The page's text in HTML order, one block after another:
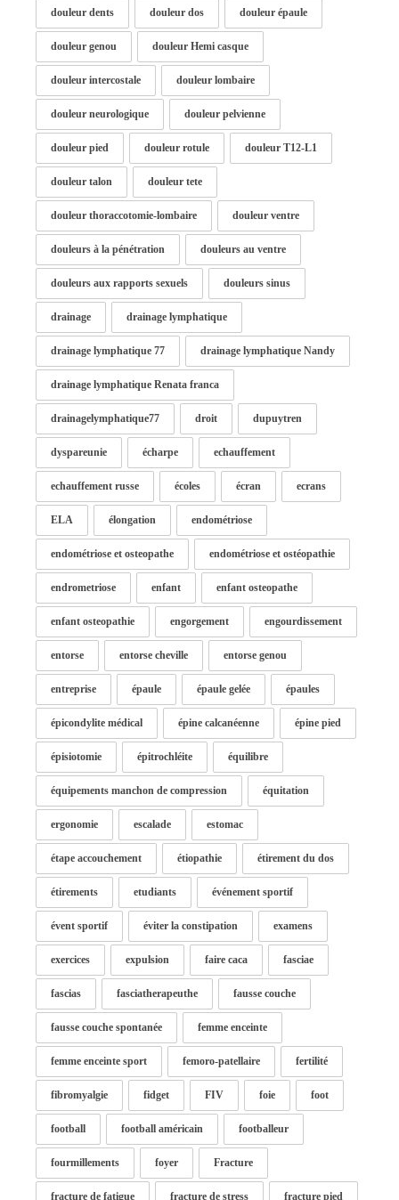
douleur dents douleur dos douleur épaule
douleur genou douleur Hemi casque
douleur intercostale douleur lombaire
douleur neurologique douleur pelvienne
douleur pied douleur rotule douleur T12-L1
douleur talon douleur tete
douleur thoraccotomie-lombaire douleur ventre
douleurs à la pénétration douleurs au ventre
douleurs aux rapports sexuels douleurs sinus
drainage drainage lymphatique
drainage lymphatique 77 drainage lymphatique Nandy
drainage lymphatique Renata franca
drainagelymphatique77 droit dupuytren
dyspareunie écharpe echauffement
echauffement russe écoles écran ecrans
ELA élongation endométriose
endométriose et osteopathe endométriose et ostéopathie
endrometriose enfant enfant osteopathe
enfant osteopathie engorgement engourdissement
entorse entorse cheville entorse genou
entreprise épaule épaule gelée épaules
épicondylite médical épine calcanéenne épine pied
épisiotomie épitrochléite équilibre
équipements manchon de compression équitation
ergonomie escalade estomac
étape accouchement étiopathie étirement du dos
étirements etudiants événement sportif
évent sportif éviter la constipation examens
exercices expulsion faire caca fasciae
fascias fasciatherapeuthe fausse couche
fausse couche spontanée femme enceinte
femme enceinte sport femoro-patellaire fertilité
fibromyalgie fidget FIV foie foot
football football américain footballeur
fourmillements foyer Fracture
fracture de fatigue fracture de stress fracture pied